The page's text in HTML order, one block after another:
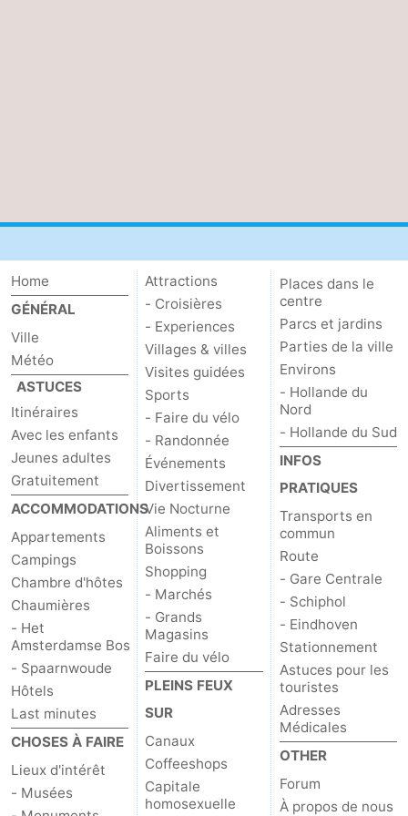
Home
GÉNÉRAL
Ville
Météo
ASTUCES
Itinéraires
Avec les enfants
Jeunes adultes
Gratuitement
ACCOMMODATIONS
Appartements
Campings
Chambre d'hôtes
Chaumières
- Het
Amsterdamse Bos
- Spaarnwoude
Hôtels
Last minutes
CHOSES À FAIRE
Lieux d'intérêt
- Musées
Attractions
- Croisières
- Experiences
Villages & villes
Visites guidées
Sports
- Faire du vélo
- Randonnée
Événements
Divertissement
Vie Nocturne
Aliments et
Boissons
Shopping
- Marchés
- Grands
Magasins
Faire du vélo
PLEINS FEUX
SUR
Canaux
Coffeeshops
Capitale
homosexuelle
Places dans le
centre
Parcs et jardins
Parties de la ville
Environs
- Hollande du
Nord
- Hollande du Sud
INFOS
PRATIQUES
Transports en
commun
Route
- Gare Centrale
- Schiphol
- Eindhoven
Stationnement
Astuces pour les
touristes
Adresses
Médicales
OTHER
Forum
À propos de nous